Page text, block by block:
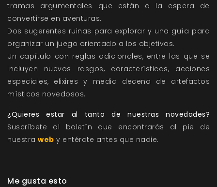
tramas argumentales que están a la espera de
convertirse en aventuras.
Dos sugerentes ruinas para explorar y una guía para
organizar un juego orientado a los objetivos.
Un capítulo con reglas adicionales, entre las que se
incluyen nuevos rasgos, características, acciones
especiales, elixires y media decena de artefactos
místicos novedosos.
¿Quieres estar al tanto de nuestras novedades?
Suscríbete al boletín que encontrarás al pie de
nuestra web y entérate antes que nadie.
Me gusta esto